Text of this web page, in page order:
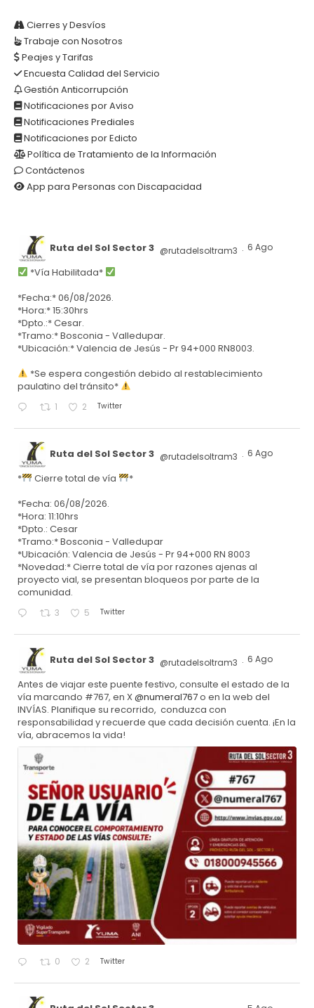
Cierres y Desvíos
Trabaje con Nosotros
Peajes y Tarifas
Encuesta Calidad del Servicio
Gestión Anticorrupción
Notificaciones por Aviso
Notificaciones Prediales
Notificaciones por Edicto
Política de Tratamiento de la Información
Contáctenos
App para Personas con Discapacidad
Ruta del Sol Sector 3 @rutadelsoltram3 · 6 Ago
*Vía Habilitada*
*Fecha:* 06/08/2026.
*Hora:* 15:30hrs
*Dpto.:* Cesar.
*Tramo:* Bosconia - Valledupar.
*Ubicación:* Valencia de Jesús - Pr 94+000 RN8003.
*Se espera congestión debido al restablecimiento
paulatino del tránsito*
1 2 Twitter
Ruta del Sol Sector 3 @rutadelsoltram3 · 6 Ago
* Cierre total de vía
*
*Fecha: 06/08/2026.
*Hora: 11:10hrs
*Dpto.: Cesar
*Tramo:* Bosconia - Valledupar
*Ubicación: Valencia de Jesús - Pr 94+000 RN 8003
*Novedad:* Cierre total de vía por razones ajenas al
proyecto vial, se presentan bloqueos por parte de la
comunidad.
3 5 Twitter
Ruta del Sol Sector 3 @rutadelsoltram3 · 6 Ago
Antes de viajar este puente festivo, consulte el estado de la
vía marcando #767, en X@numeral767o en la web del
INVÍAS. Planifique su recorrido, conduzca con
responsabilidad y recuerde que cada decisión cuenta. ¡En la
vía, abracemos la vida!
0 2 Twitter